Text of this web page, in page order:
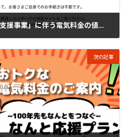
「電気・ガス料金負担軽減支援事業」に伴う電気料金の値引きについて
次の記事